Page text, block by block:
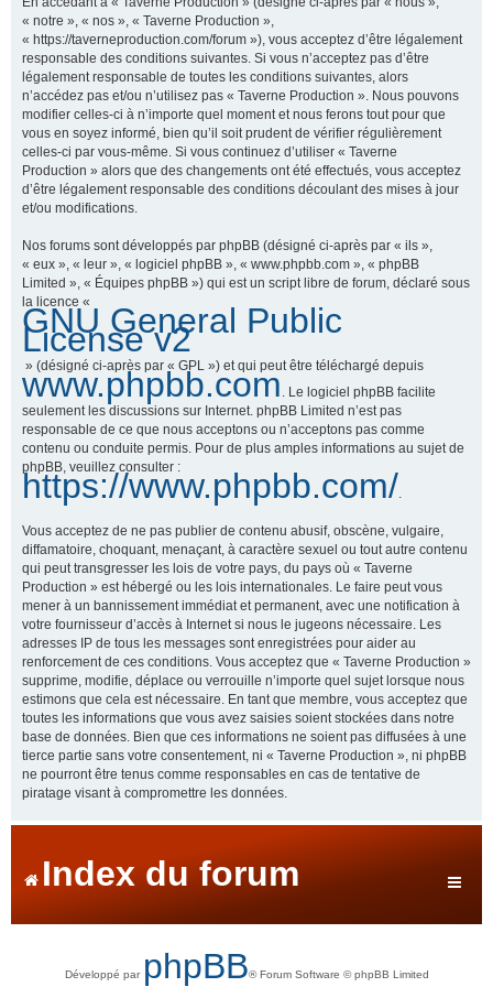
« notre », « nos », « Taverne Production »,
« https://taverneproduction.com/forum »), vous acceptez d’être légalement
responsable des conditions suivantes. Si vous n’acceptez pas d’être
légalement responsable de toutes les conditions suivantes, alors
n’accédez pas et/ou n’utilisez pas « Taverne Production ». Nous pouvons
modifier celles-ci à n’importe quel moment et nous ferons tout pour que
vous en soyez informé, bien qu’il soit prudent de vérifier régulièrement
celles-ci par vous-même. Si vous continuez d’utiliser « Taverne
Production » alors que des changements ont été effectués, vous acceptez
d’être légalement responsable des conditions découlant des mises à jour
et/ou modifications.
Nos forums sont développés par phpBB (désigné ci-après par « ils »,
« eux », « leur », « logiciel phpBB », « www.phpbb.com », « phpBB
Limited », « Équipes phpBB ») qui est un script libre de forum, déclaré sous
la licence «
GNU General Public
License v2
» (désigné ci-après par « GPL ») et qui peut être téléchargé depuis
www.phpbb.com
. Le logiciel phpBB facilite
seulement les discussions sur Internet. phpBB Limited n’est pas
responsable de ce que nous acceptons ou n’acceptons pas comme
contenu ou conduite permis. Pour de plus amples informations au sujet de
phpBB, veuillez consulter :
https://www.phpbb.com/
Vous acceptez de ne pas publier de contenu abusif, obscène, vulgaire,
diffamatoire, choquant, menaçant, à caractère sexuel ou tout autre contenu
qui peut transgresser les lois de votre pays, du pays où « Taverne
Production » est hébergé ou les lois internationales. Le faire peut vous
mener à un bannissement immédiat et permanent, avec une notification à
votre fournisseur d’accès à Internet si nous le jugeons nécessaire. Les
adresses IP de tous les messages sont enregistrées pour aider au
renforcement de ces conditions. Vous acceptez que « Taverne Production »
supprime, modifie, déplace ou verrouille n’importe quel sujet lorsque nous
estimons que cela est nécessaire. En tant que membre, vous acceptez que
toutes les informations que vous avez saisies soient stockées dans notre
base de données. Bien que ces informations ne soient pas diffusées à une
tierce partie sans votre consentement, ni « Taverne Production », ni phpBB
ne pourront être tenus comme responsables en cas de tentative de
piratage visant à compromettre les données.
Index du forum
Développé par phpBB® Forum Software © phpBB Limited